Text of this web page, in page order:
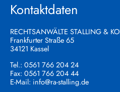
Kontaktdaten
RECHTSANWÄLTE STALLING &
Frankfurter Straße 65
34121 Kassel
Tel.: 0561 766 204 24
Fax: 0561 766 204 44
E-Mail: info@ra-stalling.de